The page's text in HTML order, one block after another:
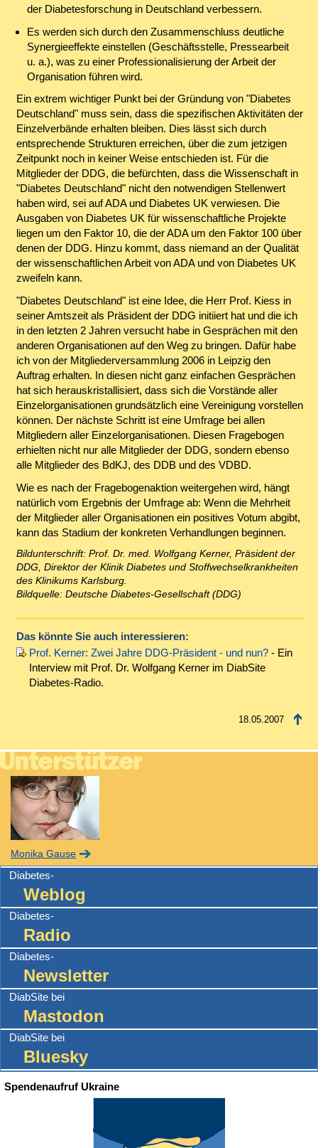
der Diabetesforschung in Deutschland verbessern.
Es werden sich durch den Zusammenschluss deutliche
Synergieeffekte einstellen (Geschäftsstelle, Pressearbeit
u. a.), was zu einer Professionalisierung der Arbeit der
Organisation führen wird.
Ein extrem wichtiger Punkt bei der Gründung von "Diabetes
Deutschland" muss sein, dass die spezifischen Aktivitäten der
Einzelverbände erhalten bleiben. Dies lässt sich durch
entsprechende Strukturen erreichen, über die zum jetzigen
Zeitpunkt noch in keiner Weise entschieden ist. Für die
Mitglieder der DDG, die befürchten, dass die Wissenschaft in
"Diabetes Deutschland" nicht den notwendigen Stellenwert
haben wird, sei auf ADA und Diabetes UK verwiesen. Die
Ausgaben von Diabetes UK für wissenschaftliche Projekte
liegen um den Faktor 10, die der ADA um den Faktor 100 über
denen der DDG. Hinzu kommt, dass niemand an der Qualität
der wissenschaftlichen Arbeit von ADA und von Diabetes UK
zweifeln kann.
"Diabetes Deutschland" ist eine Idee, die Herr Prof. Kiess in
seiner Amtszeit als Präsident der DDG initiiert hat und die ich
in den letzten 2 Jahren versucht habe in Gesprächen mit den
anderen Organisationen auf den Weg zu bringen. Dafür habe
ich von der Mitgliederversammlung 2006 in Leipzig den
Auftrag erhalten. In diesen nicht ganz einfachen Gesprächen
hat sich herauskristallisiert, dass sich die Vorstände aller
Einzelorganisationen grundsätzlich eine Vereinigung vorstellen
können. Der nächste Schritt ist eine Umfrage bei allen
Mitgliedern aller Einzelorganisationen. Diesen Fragebogen
erhielten nicht nur alle Mitglieder der DDG, sondern ebenso
alle Mitglieder des BdKJ, des DDB und des VDBD.
Wie es nach der Fragebogenaktion weitergehen wird, hängt
natürlich vom Ergebnis der Umfrage ab: Wenn die Mehrheit
der Mitglieder aller Organisationen ein positives Votum abgibt,
kann das Stadium der konkreten Verhandlungen beginnen.
Bildunterschrift: Prof. Dr. med. Wolfgang Kerner, Präsident der
DDG, Direktor der Klinik Diabetes und Stoffwechselkrankheiten
des Klinikums Karlsburg.
Bildquelle: Deutsche Diabetes-Gesellschaft (DDG)
Das könnte Sie auch interessieren:
Prof. Kerner: Zwei Jahre DDG-Präsident - und nun?- Ein
Interview mit Prof. Dr. Wolfgang Kerner im DiabSite
Diabetes-Radio.
18.05.2007
Monika Gause
Diabetes-
Weblog
Diabetes-
Radio
Diabetes-
Newsletter
DiabSite bei
Mastodon
DiabSite bei
Bluesky
Spendenaufruf Ukraine